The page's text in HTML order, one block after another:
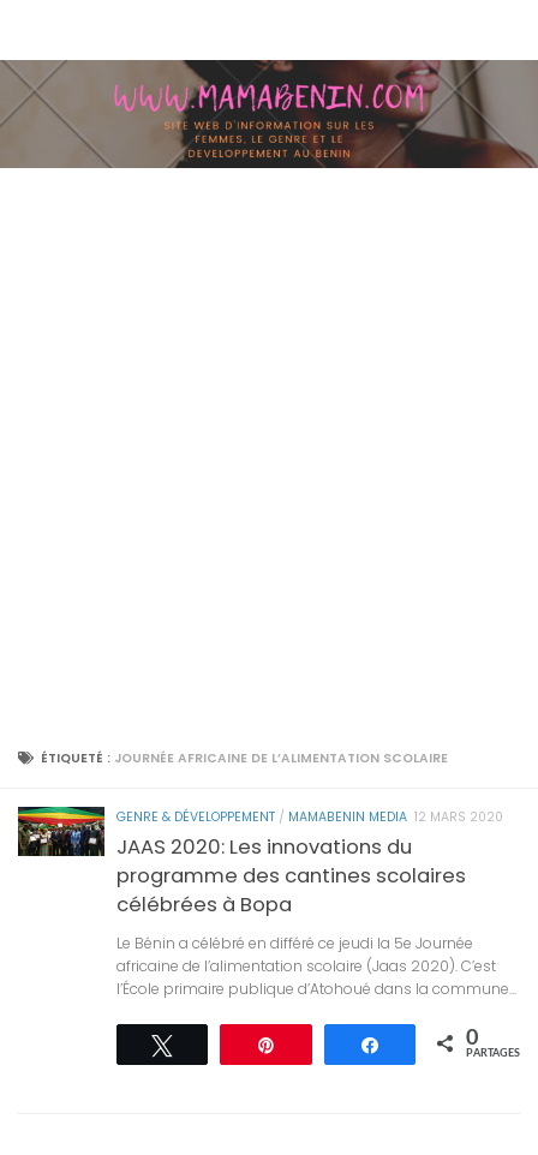
ÉTIQUETÉ : JOURNÉE AFRICAINE DE L’ALIMENTATION SCOLAIRE
GENRE & DÉVELOPPEMENT / MAMABENIN MEDIA 12 MARS 2020
JAAS 2020: Les innovations du
programme des cantines scolaires
célébrées à Bopa
Le Bénin a célébré en différé ce jeudi la 5e Journée
africaine de l’alimentation scolaire (Jaas 2020). C’est
l’École primaire publique d’Atohoué dans la commune...
Partagez 0
PARTAGES